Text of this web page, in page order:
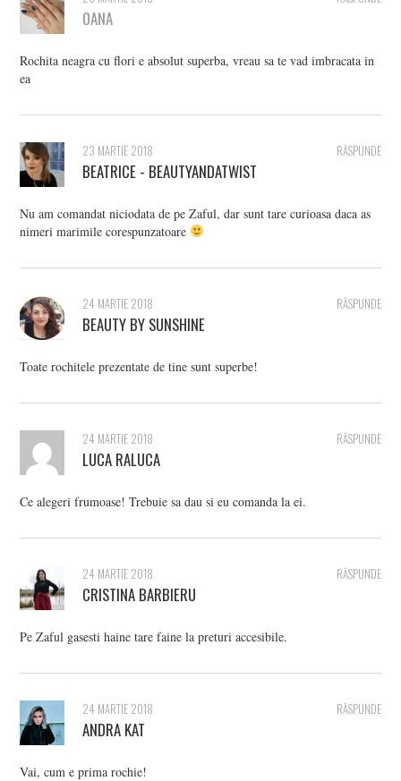
OANA
Rochita neagra cu flori e absolut superba, vreau sa te vad imbracata in
ea
RĂSPUNDE
23 MARTIE 2018
BEATRICE - BEAUTYANDATWIST
Nu am comandat niciodata de pe Zaful, dar sunt tare curioasa daca as
nimeri marimile corespunzatoare
RĂSPUNDE
24 MARTIE 2018
BEAUTY BY SUNSHINE
Toate rochitele prezentate de tine sunt superbe!
RĂSPUNDE
24 MARTIE 2018
LUCA RALUCA
Ce alegeri frumoase! Trebuie sa dau si eu comanda la ei.
RĂSPUNDE
24 MARTIE 2018
CRISTINA BARBIERU
Pe Zaful gasesti haine tare faine la preturi accesibile.
RĂSPUNDE
24 MARTIE 2018
ANDRA KAT
Vai, cum e prima rochie!